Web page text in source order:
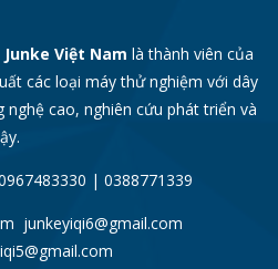
Việt Nam là thành viên của
các loại máy thử nghiệm với dây
cao, nghiên cứu phát triển và
| 0388771339
junkeyiqi6@gmail.com